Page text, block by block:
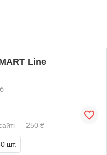
Line
— 250 ₴
шт.